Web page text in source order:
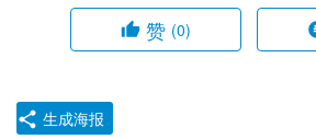
赞 (0)
生成海报